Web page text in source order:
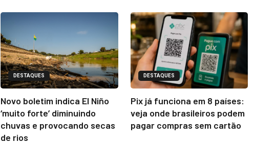
DESTAQUES
Novo boletim indica El Niño
‘muito forte’ diminuindo
chuvas e provocando secas
de rios
DESTAQUES
Pix já funciona em 8 países:
veja onde brasileiros podem
pagar compras sem cartão